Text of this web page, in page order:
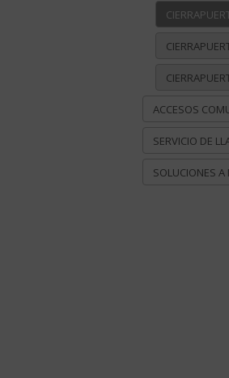
ACCESOS
SERVICIO DE
SOLUCIONES A